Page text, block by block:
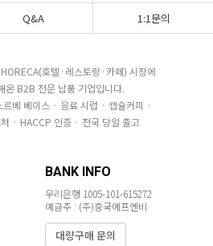
Q&A 1:1문의
호텔·레스토랑·카페) 시장에
온 B2B 전문 납품 기업입니다.
베 베이스 · 음료 시럽 · 캡슐커피 ·
· HACCP 인증 · 전국 당일 출고
BANK INFO
우리은행 1005-101-615272
예금주 : (주)흥국에프엔비
대량구매 문의